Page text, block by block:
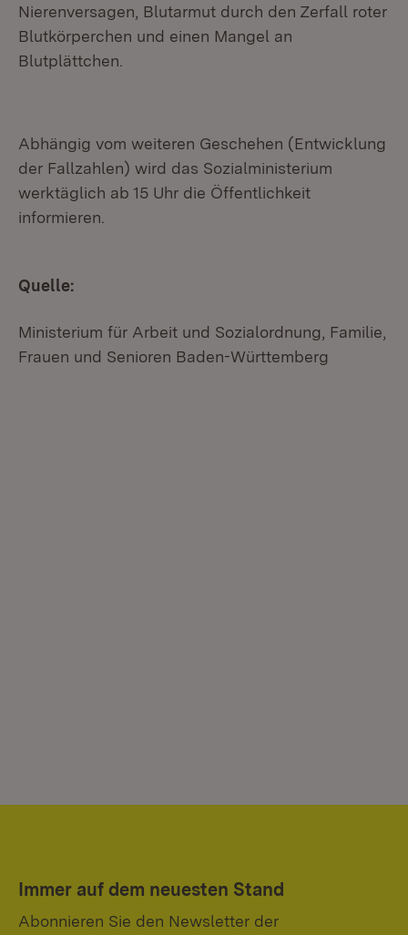
Nierenversagen, Blutarmut durch den Zerfall roter
Blutkörperchen und einen Mangel an
Blutplättchen.
Abhängig vom weiteren Geschehen (Entwicklung
der Fallzahlen) wird das Sozialministerium
werktäglich ab 15 Uhr die Öffentlichkeit
informieren.
Quelle:
Ministerium für Arbeit und Sozialordnung, Familie,
Frauen und Senioren Baden-Württemberg
Immer auf dem neuesten Stand
Abonnieren Sie den Newsletter der